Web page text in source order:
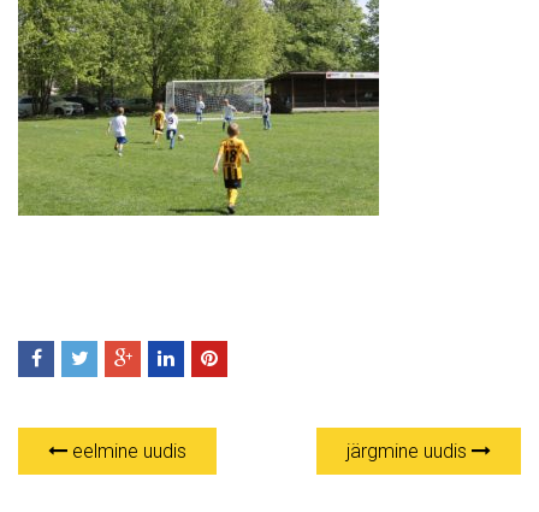
eelmine uudis järgmine uudis